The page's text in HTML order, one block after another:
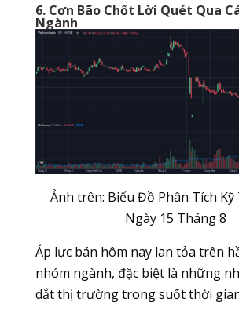
6. Cơn Bão Chốt Lời Quét Qua
Ngành
Ảnh trên: Biểu Đồ Phân Tích Kỹ
Ngày 15 Tháng 8
Áp lực bán hôm nay lan tỏa trên
nhóm ngành, đặc biệt là những
dắt thị trường trong suốt thời